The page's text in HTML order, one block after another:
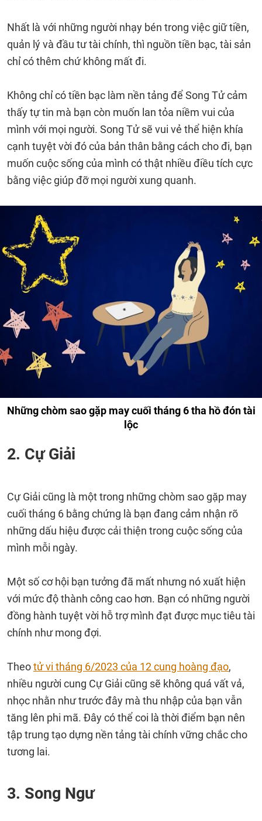
Nhất là với những người nhạy bén trong việc giữ tiền,
quản lý và đầu tư tài chính, thì nguồn tiền bạc, tài sản
chỉ có thêm chứ không mất đi.
Không chỉ có tiền bạc làm nền tảng để Song Tử cảm
thấy tự tin mà bạn còn muốn lan tỏa niềm vui của
mình với mọi người. Song Tử sẽ vui vẻ thể hiện khía
cạnh tuyệt vời đó của bản thân bằng cách cho đi, bạn
muốn cuộc sống của mình có thật nhiều điều tích cực
bằng việc giúp đỡ mọi người xung quanh.
Những chòm sao gặp may cuối tháng 6 tha hồ đón tài
lộc
2. Cự Giải
Cự Giải cũng là một trong những chòm sao gặp may
cuối tháng 6 bằng chứng là bạn đang cảm nhận rõ
những dấu hiệu được cải thiện trong cuộc sống của
mình mỗi ngày.
Một số cơ hội bạn tưởng đã mất nhưng nó xuất hiện
với mức độ thành công cao hơn. Bạn có những người
đồng hành tuyệt vời hỗ trợ mình đạt được mục tiêu tài
chính như mong đợi.
Theotử vi tháng 6/2023 của 12 cung hoàng đạo,
nhiều người cung Cự Giải cũng sẽ không quá vất vả,
nhọc nhằn như trước đây mà thu nhập của bạn vẫn
tăng lên phi mã. Đây có thể coi là thời điểm bạn nên
tập trung tạo dựng nền tảng tài chính vững chắc cho
tương lai.
3. Song Ngư